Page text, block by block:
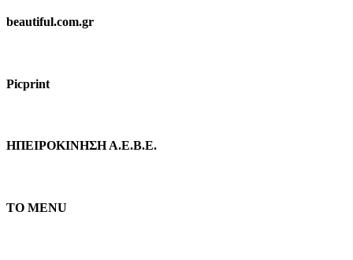
beautiful.com.gr
Picprint
ΗΠΕΙΡΟΚΙΝΗΣΗ Α.Ε.Β.Ε.
TO MENU